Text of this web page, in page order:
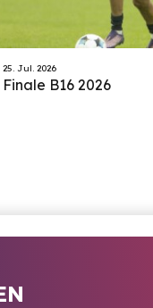
25. Jul. 2026
Finale B16 2026